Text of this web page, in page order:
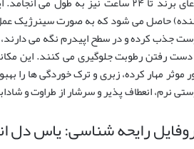
حاصل می شود که به صورت سینرژیک عمل
جذب کرده و در سطح اپیدرم نگه می دارند،
دست رفتن رطوبت جلوگیری می کنند. این
موثر مهار کرده، زبری و ترک خوردگی ها را
نرم، انعطاف پذیر و سرشار از طراوت و
رایحه شناسی: یاس دل